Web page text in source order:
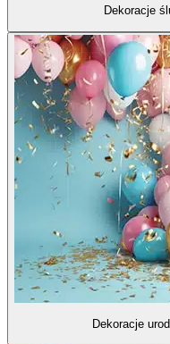
Dekoracje
Dekoracje